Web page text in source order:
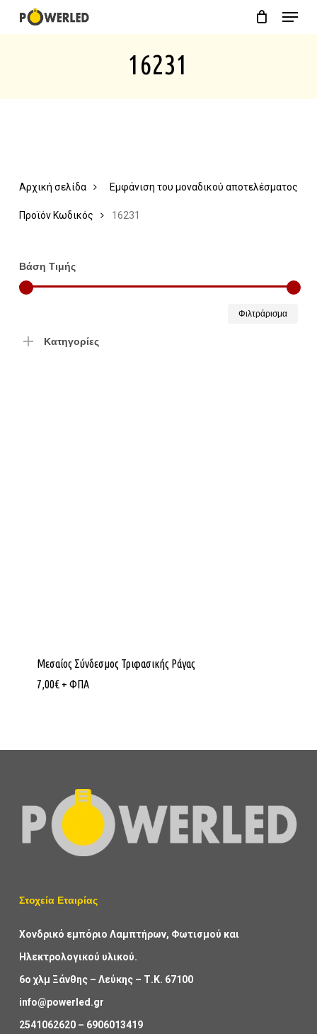
Menu
16231
Εμφάνιση του μοναδικού αποτελέσματος
Αρχική σελίδα
Προϊόν Κωδικός 16231
Βάση Τιμής
Φιλτράρισμα
Κατηγορίες
Μεσαίος Σύνδεσμος Τριφασικής Ράγας
7,00€ + ΦΠΑ
Στοχεία Εταιρίας
Χονδρικό εμπόριο Λαμπτήρων, Φωτισμού και
Ηλεκτρολογικού υλικού.
6ο χλμ Ξάνθης – Λεύκης – Τ.Κ. 67100
info@powerled.gr
2541062620– 6906013419